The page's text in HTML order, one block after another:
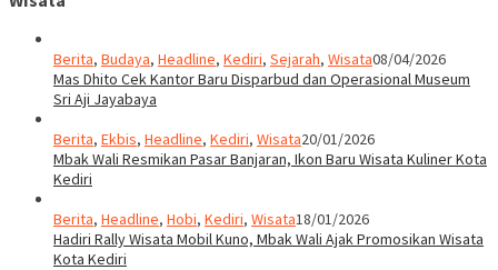
Berita, Budaya, Headline, Kediri, Sejarah, Wisata08/04/2026
Mas Dhito Cek Kantor Baru Disparbud dan Operasional Museum
Sri Aji Jayabaya
Berita, Ekbis, Headline, Kediri, Wisata20/01/2026
Mbak Wali Resmikan Pasar Banjaran, Ikon Baru Wisata Kuliner Kota
Kediri
Berita, Headline, Hobi, Kediri, Wisata18/01/2026
Hadiri Rally Wisata Mobil Kuno, Mbak Wali Ajak Promosikan Wisata
Kota Kediri